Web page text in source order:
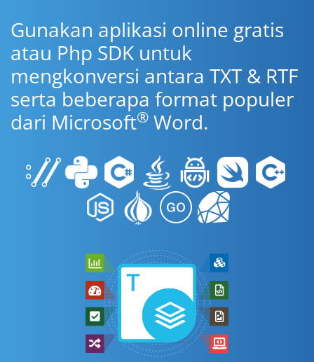
Gunakan aplikasi online gratis
atau Php SDK untuk
mengkonversi antara TXT & RTF
serta beberapa format populer
dari Microsoft® Word.